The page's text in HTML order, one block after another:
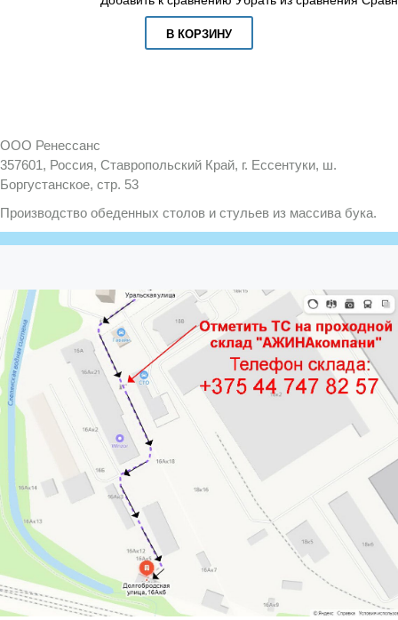
В КОРЗИНУ
ООО Ренессанс
357601, Россия, Ставропольский Край, г. Ессентуки, ш.
Боргустанское, стр. 53
Производство обеденных столов и стульев из массива бука.